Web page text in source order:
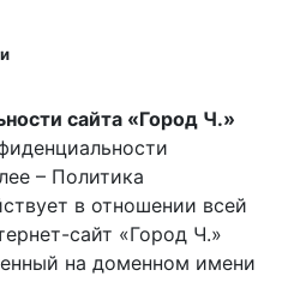
сайта «Город Ч.»
– Политика
в отношении всей
сайт «Город Ч.»
на доменном имени